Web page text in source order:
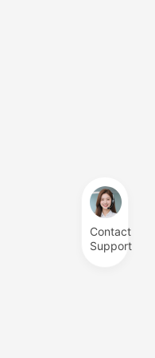
Contact
Support